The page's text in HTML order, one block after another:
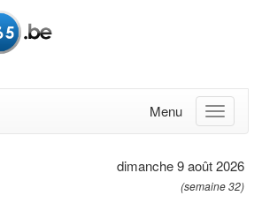
Menu
dimanche 9 août 2026
(semaine 32)